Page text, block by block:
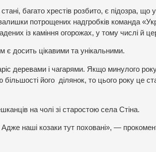
багато хрестів розбито, є підозра, що
потрощених надгробків команда
із каміння огорожах, у тому числі й
є досить цікавими та унікальними.
деревами і чагарями. Якщо минулого
більшості його ділянок, то цього року це
на чолі зі старостою села Стіна.
наші козаки тут поховані», —